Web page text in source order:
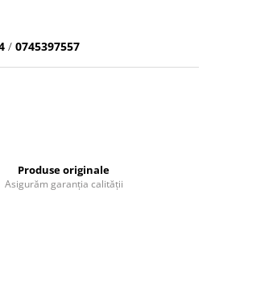
/ 0745397557
Produse originale
Asigurăm garanția calității